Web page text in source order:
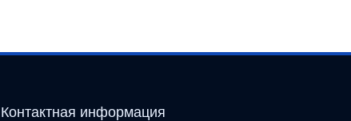
Контактная информация